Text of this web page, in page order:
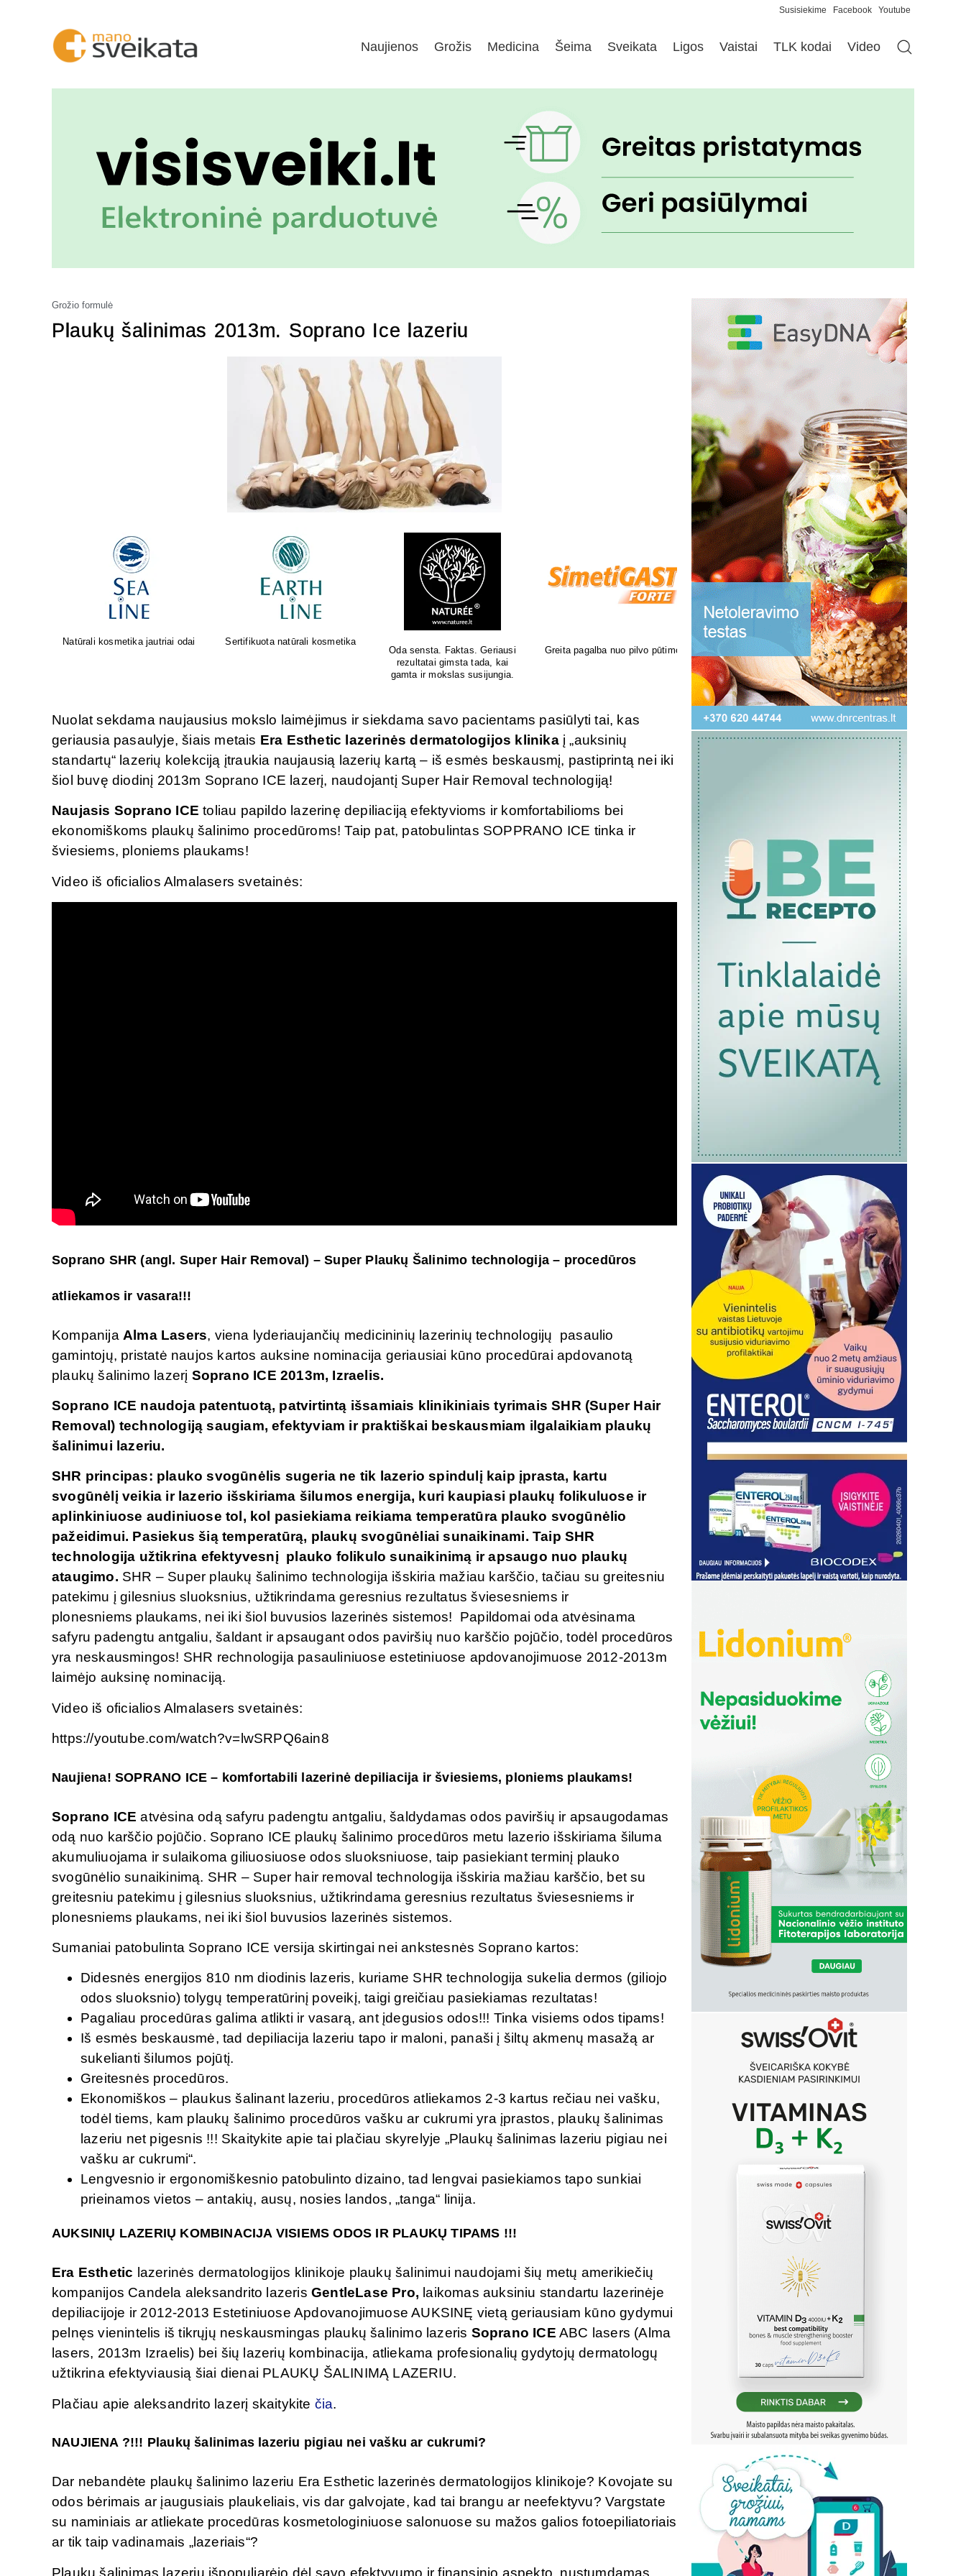
Susisiekime Facebook Youtube
Naujienos Grožis Medicina Šeima Sveikata Ligos Vaistai TLK kodai Video
Grožio formulė
Plaukų šalinimas 2013m. Soprano Ice lazeriu
Oda sensta. Faktas. Geriausi
Nuolat sekdama naujausius mokslo laimėjimus ir siekdama savo pacientams pasiūlyti tai, kas
geriausia pasaulyje, šiais metais Era Esthetic lazerinės dermatologijos klinika į „auksinių
standartų“ lazerių kolekciją įtraukia naujausią lazerių kartą – iš esmės beskausmį, pastiprintą nei iki
šiol buvę diodinį 2013m Soprano ICE lazerį, naudojantį Super Hair Removal technologiją!
Naujasis Soprano ICE toliau papildo lazerinę depiliaciją efektyvioms ir komfortabilioms bei
ekonomiškoms plaukų šalinimo procedūroms! Taip pat, patobulintas SOPPRANO ICE tinka ir
šviesiems, ploniems plaukams!
Video iš oficialios Almalasers svetainės:
Soprano SHR (angl. Super Hair Removal) – Super Plaukų Šalinimo technologija – procedūros
atliekamos ir vasara!!!
Kompanija Alma Lasers, viena lyderiaujančių medicininių lazerinių technologijų pasaulio
gamintojų, pristatė naujos kartos auksine nominacija geriausiai kūno procedūrai apdovanotą
plaukų šalinimo lazerį Soprano ICE 2013m, Izraelis.
Soprano ICE naudoja patentuotą, patvirtintą išsamiais klinikiniais tyrimais SHR (Super Hair
Removal) technologiją saugiam, efektyviam ir praktiškai beskausmiam ilgalaikiam plaukų
šalinimui lazeriu.
SHR principas: plauko svogūnėlis sugeria ne tik lazerio spindulį kaip įprasta, kartu
svogūnėlį veikia ir lazerio išskiriama šilumos energija, kuri kaupiasi plaukų folikuluose ir
aplinkiniuose audiniuose tol, kol pasiekiama reikiama temperatūra plauko svogūnėlio
pažeidimui. Pasiekus šią temperatūrą, plaukų svogūnėliai sunaikinami. Taip SHR
technologija užtikrina efektyvesnį plauko folikulo sunaikinimą ir apsaugo nuo plaukų
ataugimo. SHR – Super plaukų šalinimo technologija išskiria mažiau karščio, tačiau su greitesniu
patekimu į gilesnius sluoksnius, užtikrindama geresnius rezultatus šviesesniems ir
plonesniems plaukams, nei iki šiol buvusios lazerinės sistemos! Papildomai oda atvėsinama
safyru padengtu antgaliu, šaldant ir apsaugant odos paviršių nuo karščio pojūčio, todėl procedūros
yra neskausmingos! SHR rechnologija pasauliniuose estetiniuose apdovanojimuose 2012-2013m
laimėjo auksinę nominaciją.
Video iš oficialios Almalasers svetainės:
https://youtube.com/watch?v=lwSRPQ6ain8
Naujiena! SOPRANO ICE – komfortabili lazerinė depiliacija ir šviesiems, ploniems plaukams!
Soprano ICEatvėsina odą safyru padengtu antgaliu, šaldydamas odos paviršių ir apsaugodamas
odą nuo karščio pojūčio. Soprano ICE plaukų šalinimo procedūros metu lazerio išskiriama šiluma
akumuliuojama ir sulaikoma giliuosiuose odos sluoksniuose, taip pasiekiant terminį plauko
svogūnėlio sunaikinimą. SHR – Super hair removal technologija išskiria mažiau karščio, bet su
greitesniu patekimu į gilesnius sluoksnius, užtikrindama geresnius rezultatus šviesesniems ir
plonesniems plaukams, nei iki šiol buvusios lazerinės sistemos.
Sumaniai patobulinta Soprano ICE versija skirtingai nei ankstesnės Soprano kartos:
Didesnės energijos 810 nm diodinis lazeris, kuriame SHR technologija sukelia dermos (giliojo
odos sluoksnio) tolygų temperatūrinį poveikį, taigi greičiau pasiekiamas rezultatas!
Pagaliau procedūras galima atlikti ir vasarą, ant įdegusios odos!!! Tinka visiems odos tipams!
Iš esmės beskausmė, tad depiliacija lazeriu tapo ir maloni, panaši į šiltų akmenų masažą ar
sukelianti šilumos pojūtį.
Greitesnės procedūros.
Ekonomiškos – plaukus šalinant lazeriu, procedūros atliekamos 2-3 kartus rečiau nei vašku,
todėl tiems, kam plaukų šalinimo procedūros vašku ar cukrumi yra įprastos, plaukų šalinimas
lazeriu net pigesnis !!! Skaitykite apie tai plačiau skyrelyje „Plaukų šalinimas lazeriu pigiau nei
vašku ar cukrumi“.
Lengvesnio ir ergonomiškesnio patobulinto dizaino, tad lengvai pasiekiamos tapo sunkiai
prieinamos vietos – antakių, ausų, nosies landos, „tanga“ linija.
AUKSINIŲ LAZERIŲ KOMBINACIJA VISIEMS ODOS IR PLAUKŲ TIPAMS !!!
Era Esthetic lazerinės dermatologijos klinikoje plaukų šalinimui naudojami šių metų amerikiečių
kompanijos Candela aleksandrito lazerisGentleLase Pro, laikomas auksiniu standartu lazerinėje
depiliacijoje ir 2012-2013 Estetiniuose Apdovanojimuose AUKSINĘ vietą geriausiam kūno gydymui
pelnęs vienintelis iš tikrųjų neskausmingas plaukų šalinimo lazeris Soprano ICE ABC lasers (Alma
lasers, 2013m Izraelis) bei šių lazerių kombinacija, atliekama profesionalių gydytojų dermatologų
užtikrina efektyviausią šiai dienai PLAUKŲ ŠALINIMĄ LAZERIU.
Plačiau apie aleksandrito lazerį skaitykite čia.
NAUJIENA ?!!! Plaukų šalinimas lazeriu pigiau nei vašku ar cukrumi?
Dar nebandėte plaukų šalinimo lazeriu Era Esthetic lazerinės dermatologijos klinikoje? Kovojate su
odos bėrimais ar įaugusiais plaukeliais, vis dar galvojate, kad tai brangu ar neefektyvu? Vargstate
su naminiais ar atliekate procedūras kosmetologiniuose salonuose su mažos galios fotoepiliatoriais
ar tik taip vadinamais „lazeriais“?
Plaukų šalinimas lazeriu išpopuliarėjo dėl savo efektyvumo ir finansinio aspekto, nustumdamas